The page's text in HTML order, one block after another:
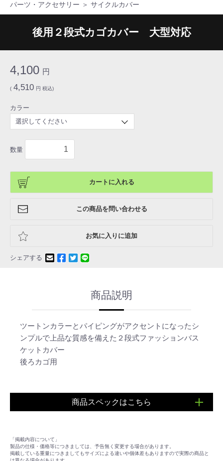
パーツ・アクセサリー ＞ サイクルカバー
後用２段式カゴカバー 大型対応
4,100 円
( 4,510 円 税込)
カラー
数量
カートに入れる
この商品を問い合わせる
お気に入りに追加
シェアする
商品説明
ツートンカラーとパイピングがアクセントになったシ
ンプルで上品な質感を備えた２段式ファッションバス
ケットカバー
後ろカゴ用
商品スペックはこちら
「掲載内容について」
製品の仕様・価格等につきましては、予告無く変更する場合があります。
掲載している重量につきましてもサイズによる違いや個体差もありますので実際の商品と